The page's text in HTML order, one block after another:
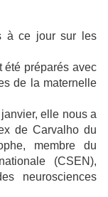
à ce jour sur les
été préparés avec
de la maternelle
elle nous a
de Carvalho du
membre du
(CSEN),
neurosciences